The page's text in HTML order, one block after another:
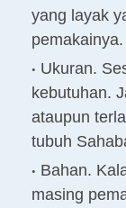
yang layak
pemakainya.
Ukuran.
kebutuhan.
ataupun
tubuh
Bahan.
masing